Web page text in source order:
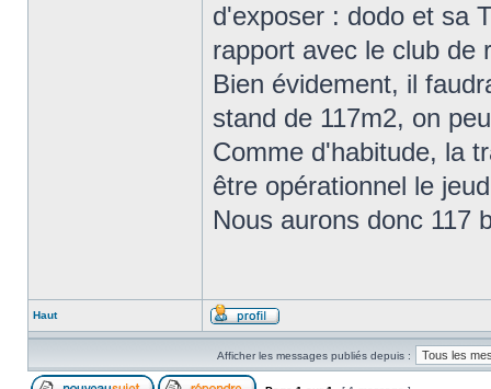
d'exposer : dodo et sa
rapport avec le club
Bien évidement, il
stand de 117m2, on
Comme d'habitude, la
être opérationnel le
Nous aurons donc 117
Haut
Afficher les messages publiés depuis :